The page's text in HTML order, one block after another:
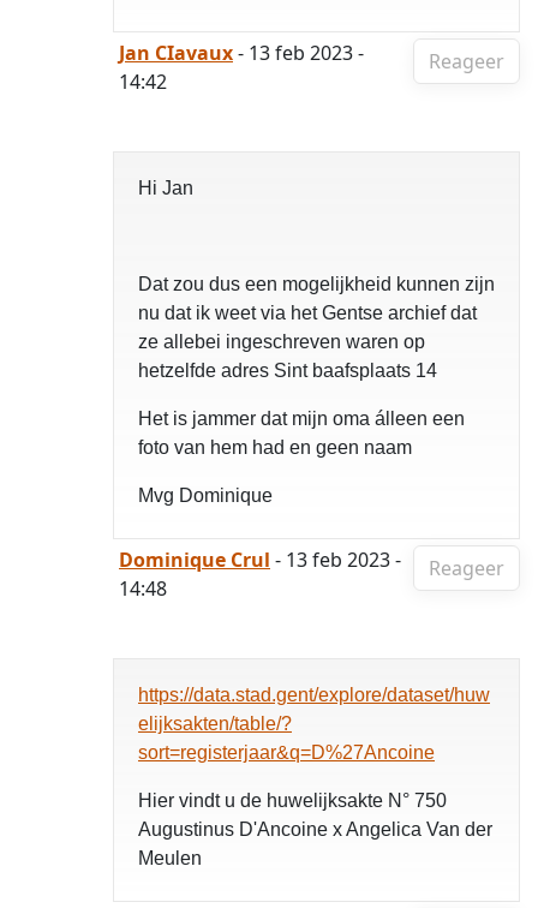
Reageer
Jan CIavaux- 13 feb 2023 -
14:42
Hi Jan
Dat zou dus een mogelijkheid kunnen zijn
nu dat ik weet via het Gentse archief dat
ze allebei ingeschreven waren op
hetzelfde adres Sint baafsplaats 14
Het is jammer dat mijn oma álleen een
foto van hem had en geen naam
Mvg Dominique
Reageer
Dominique Crul - 13 feb 2023 -
14:48
https://data.stad.gent/explore/dataset/huw
elijksakten/table/?
sort=registerjaar&q=D%27Ancoine
Hier vindt u de huwelijksakte N° 750
Augustinus D'Ancoine x Angelica Van der
Meulen